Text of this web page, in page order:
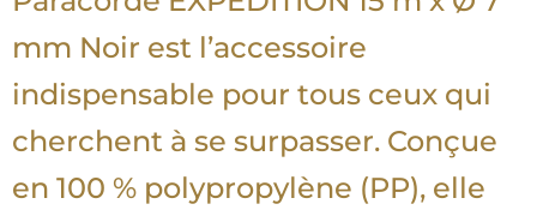
mm Noir est l’accessoire
indispensable pour tous ceux qui
cherchent à se surpasser. Conçue
en 100 % polypropylène (PP), elle